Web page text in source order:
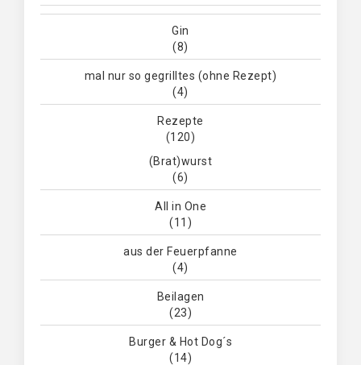
Gin
(8)
mal nur so gegrilltes (ohne Rezept)
(4)
Rezepte
(120)
(Brat)wurst
(6)
All in One
(11)
aus der Feuerpfanne
(4)
Beilagen
(23)
Burger & Hot Dog´s
(14)